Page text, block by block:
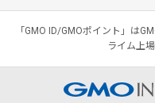
「GMO ID/GMOポイント」は
ライム上